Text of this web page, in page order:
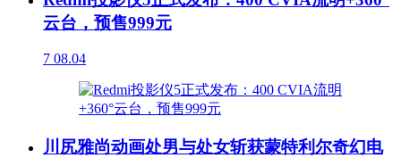
云台，预售999元
7 08.04
川尻雅尚动画处男与处女斩获蒙特利尔奇幻电